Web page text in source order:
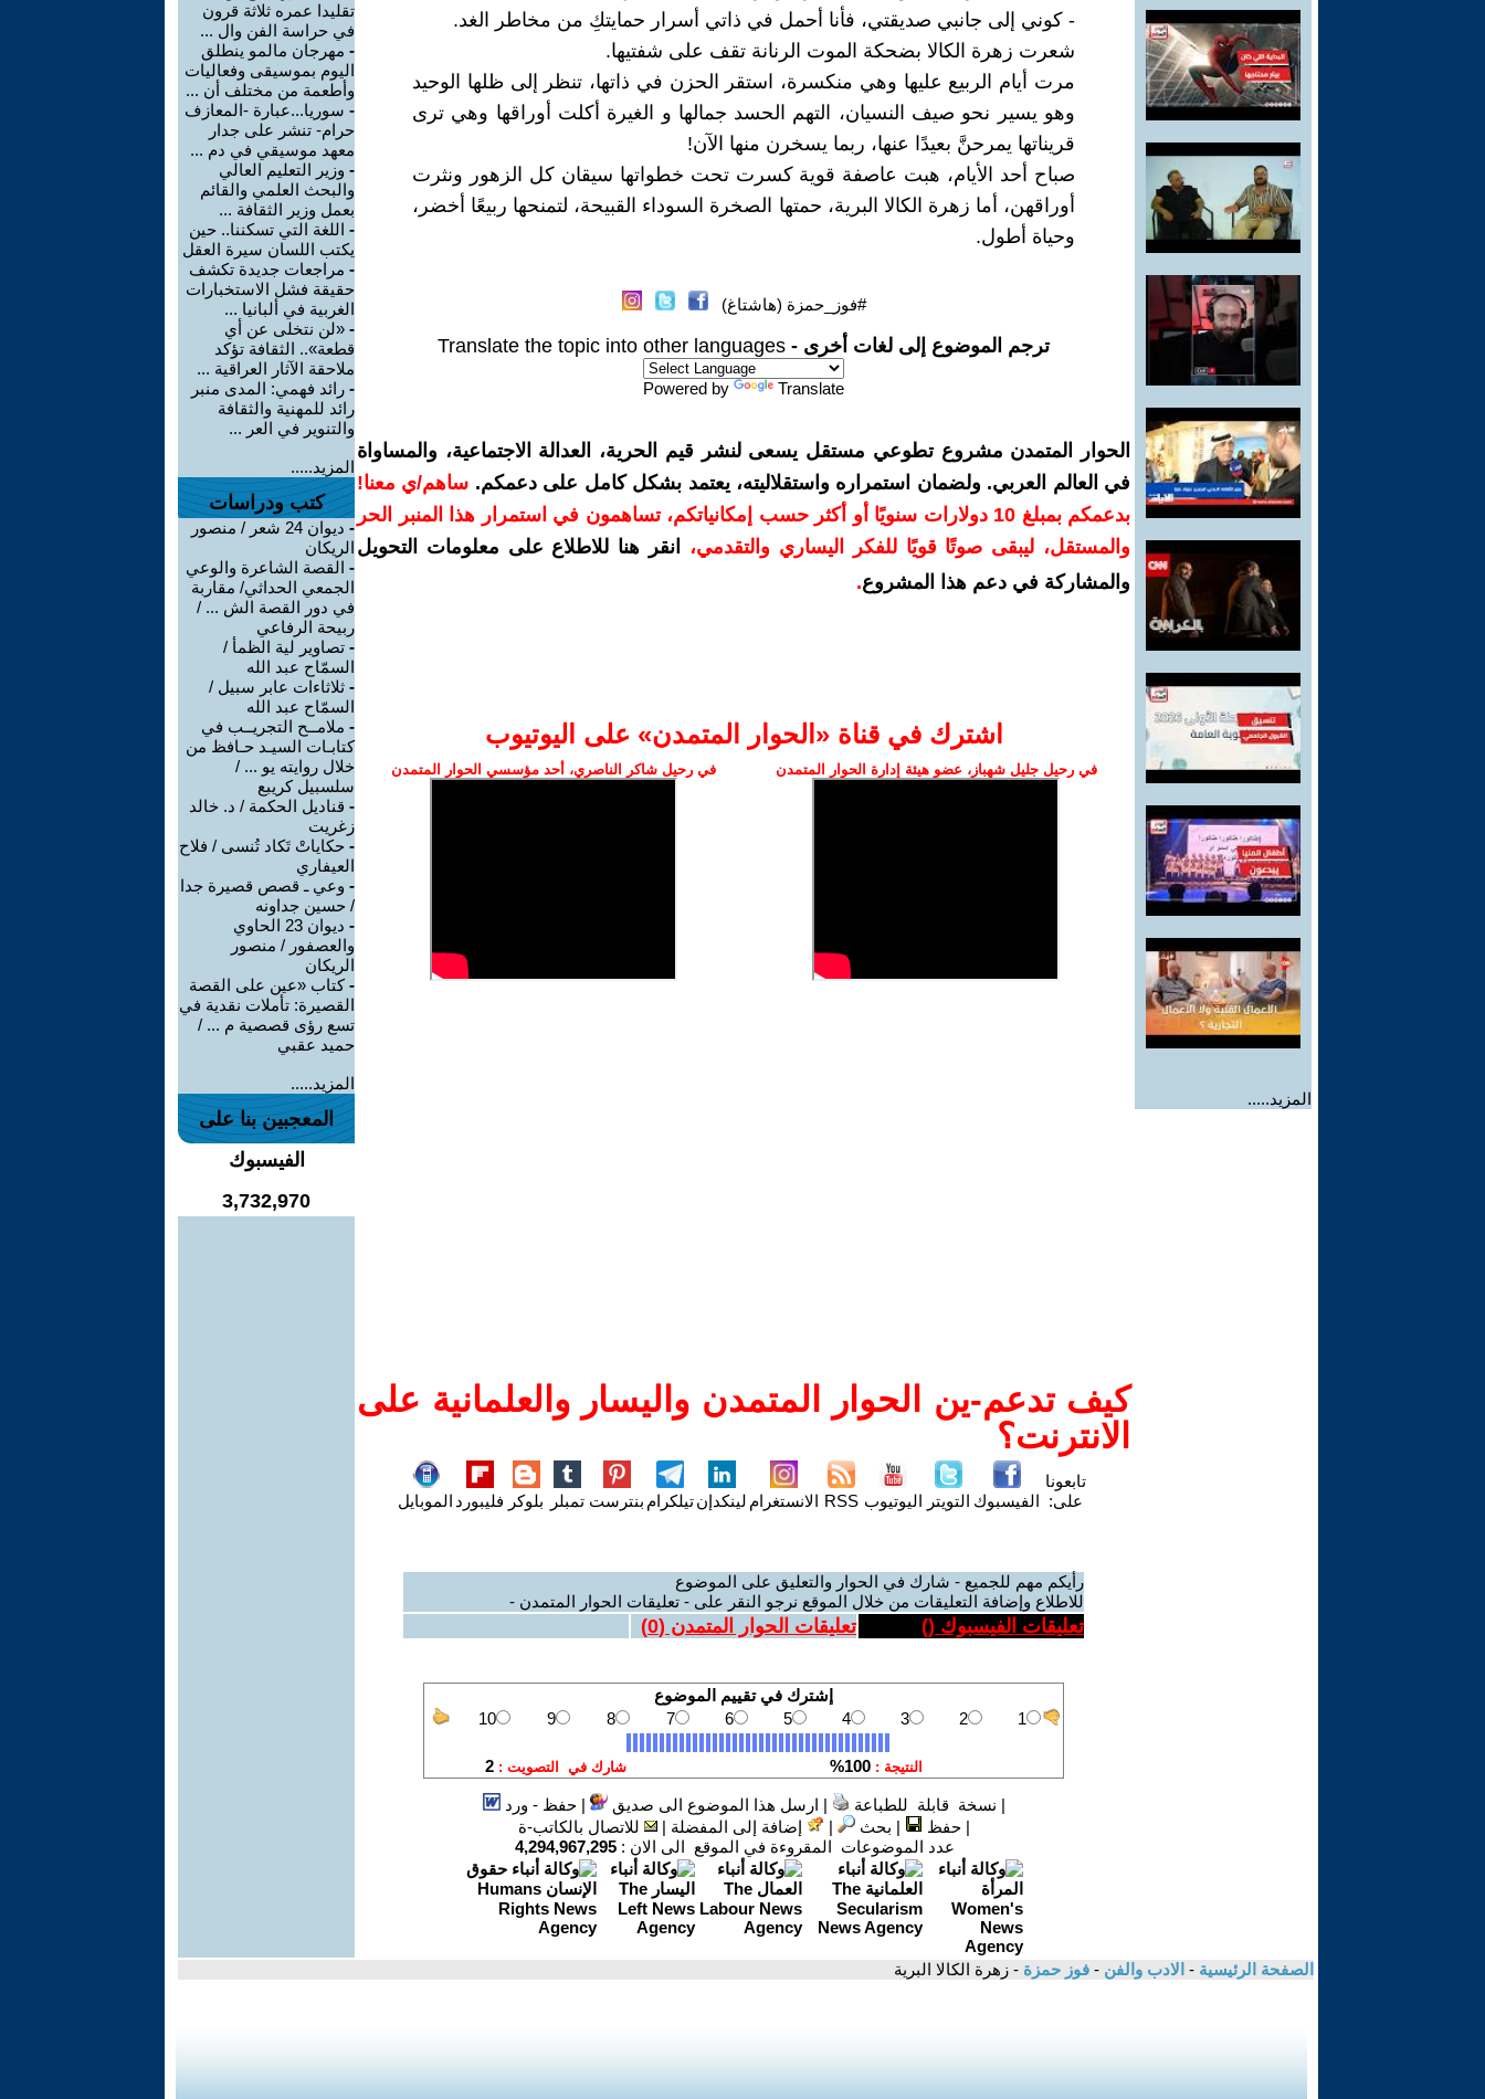
المزيد.....
- كوني إلى جانبي صديقتي، فأنا أحمل في ذاتي أسرار حمايتكِ من مخاطر الغد.
شعرت زهرة الكالا بضحكة الموت الرنانة تقف على شفتيها.
مرت أيام الربيع عليها وهي منكسرة، استقر الحزن في ذاتها، تنظر إلى ظلها الوحيد
وهو يسير نحو صيف النسيان، التهم الحسد جمالها و الغيرة أكلت أوراقها وهي ترى
قريناتها يمرحنَّ بعيدًا عنها، ربما يسخرن منها الآن!
صباح أحد الأيام، هبت عاصفة قوية كسرت تحت خطواتها سيقان كل الزهور ونثرت
أوراقهن، أما زهرة الكالا البرية، حمتها الصخرة السوداء القبيحة، لتمنحها ربيعًا أخضر،
وحياة أطول.
#فوز_حمزة (هاشتاغ)
ترجم الموضوع إلى لغات أخرى - Translate the topic into other languages
Powered by Translate
الحوار المتمدن مشروع تطوعي مستقل يسعى لنشر قيم الحرية، العدالة الاجتماعية، والمساواة
في العالم العربي. ولضمان استمراره واستقلاليته، يعتمد بشكل كامل على دعمكم. ساهم/ي معنا!
بدعمكم بمبلغ 10 دولارات سنويًا أو أكثر حسب إمكانياتكم، تساهمون في استمرار هذا المنبر الحر
والمستقل، ليبقى صوتًا قويًا للفكر اليساري والتقدمي،
انقر هنا للاطلاع على معلومات التحويل
والمشاركة في دعم هذا المشروع.
اشترك في قناة ‫«الحوار المتمدن» على اليوتيوب
في رحيل جليل شهباز، عضو هيئة إدارة الحوار المتمدن في رحيل شاكر الناصري، أحد مؤسسي الحوار المتمدن
كيف تدعم-ين الحوار المتمدن واليسار والعلمانية على
الانترنت؟
تابعونا
على: الفيسبوك التويتر اليوتيوب RSS الانستغرام لينكدإنتيلكرام بنترست تمبلر بلوكر فليبورد الموبايل
رأيكم مهم للجميع - شارك في الحوار والتعليق على الموضوع
للاطلاع وإضافة التعليقات من خلال الموقع نرجو النقر على - تعليقات الحوار المتمدن -
تعليقات الفيسبوك () تعليقات الحوار المتمدن (0
)
| نسخة قابلة للطباعة | ارسل هذا الموضوع الى صديق |حفظ - ورد
|حفظ | بحث | إضافة إلى المفضلة |
للاتصال بالكاتب-ة
عدد الموضوعات المقروءة في الموقع الى الان : 4,294,967,295
تقليدا عمره ثلاثة قرون
في حراسة الفن وال ...
- مهرجان مالمو ينطلق
اليوم بموسيقى وفعاليات
وأطعمة من مختلف أن ...
- سوريا...عبارة -المعازف
حرام- تنشر على جدار
معهد موسيقي في دم ...
- وزير التعليم العالي
والبحث العلمي والقائم
بعمل وزير الثقافة ...
- اللغة التي تسكننا.. حين
يكتب اللسان سيرة العقل
- مراجعات جديدة تكشف
حقيقة فشل الاستخبارات
الغربية في ألبانيا ...
- «لن نتخلى عن أي
قطعة».. الثقافة تؤكد
ملاحقة الآثار العراقية ...
- رائد فهمي: المدى منبر
رائد للمهنية والثقافة
والتنوير في العر ...
المزيد.....
كتب ودراسات
-
ديوان 24 شعر / منصور
الريكان
- القصة الشاعرة والوعي
الجمعي الحداثي/ مقاربة
في دور القصة الش ... /
ربيحة الرفاعي
- تصاوير لية الظمأ /
السمّاح عبد الله
- ثلاثاءات عابر سبيل /
السمّاح عبد الله
- ملامــح التجريــب في
كتابـات السيـد حـافظ من
خلال روايته يو ... /
سلسبيل كريبع
- قناديل الحكمة / د. خالد
زغريت
- حكاياتْ تَكاد تُنسى / فلاح
العيفاري
- وعي ـ قصص قصيرة جدا
/ حسين جداونه
-
ديوان 23 الحاوي
والعصفور / منصور
الريكان
-كتاب «عين على القصة
القصيرة: تأملات نقدية في
تسع رؤى قصصية م ... /
حميد عقبي
المزيد.....
المعجبين بنا على
الفيسبوك
3,732,970
الصفحة الرئيسية - الادب والفن - فوز حمزة - زهرة الكالا البرية